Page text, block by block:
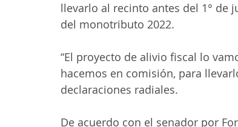
llevarlo al recinto antes del 1° de
del monotributo 2022.
“El proyecto de alivio fiscal lo
hacemos en comisión, para
declaraciones radiales.
De acuerdo con el senador por